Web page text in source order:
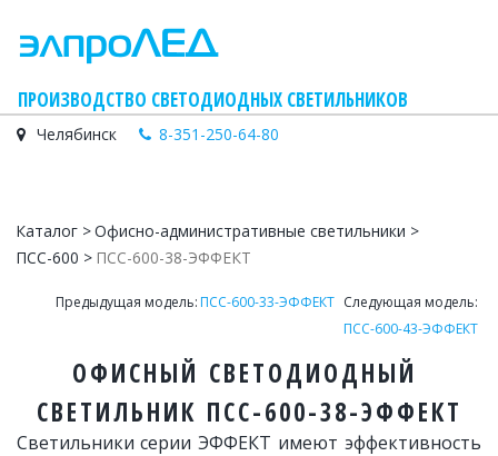
    ПРОИЗВОДСТВО СВЕТОДИОДНЫХ СВЕТИЛЬНИКОВ
Челябинск 8-351-250-64-80
Каталог > Офисно-административные светильники
>
ПСС-600 > ПСС-600-38-ЭФФЕКТ
Предыдущая модель: ПСС-600-33-ЭФФЕКТ
  Следующая модель:
ПСС-600-43-ЭФФЕКТ
ОФИСНЫЙ СВЕТОДИОДНЫЙ
СВЕТИЛЬНИК ПСС-600-38-ЭФФЕКТ
Светильники серии ЭФФЕКТ имеют эффективность